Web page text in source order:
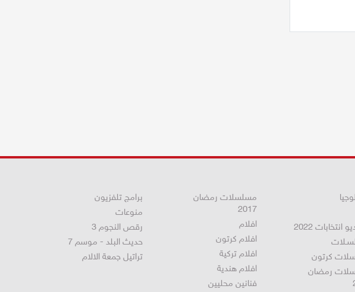
انتخابات 2022
كرتون
رمضان
مسلسلات رمضان
2017
افلام
افلام كرتون
افلام تركية
افلام هندية
فنانين محليين
برامج تلفزيون
منوعات
رقص النجوم 3
حديث البلد - موسم 7
تراتيل جمعة الالام